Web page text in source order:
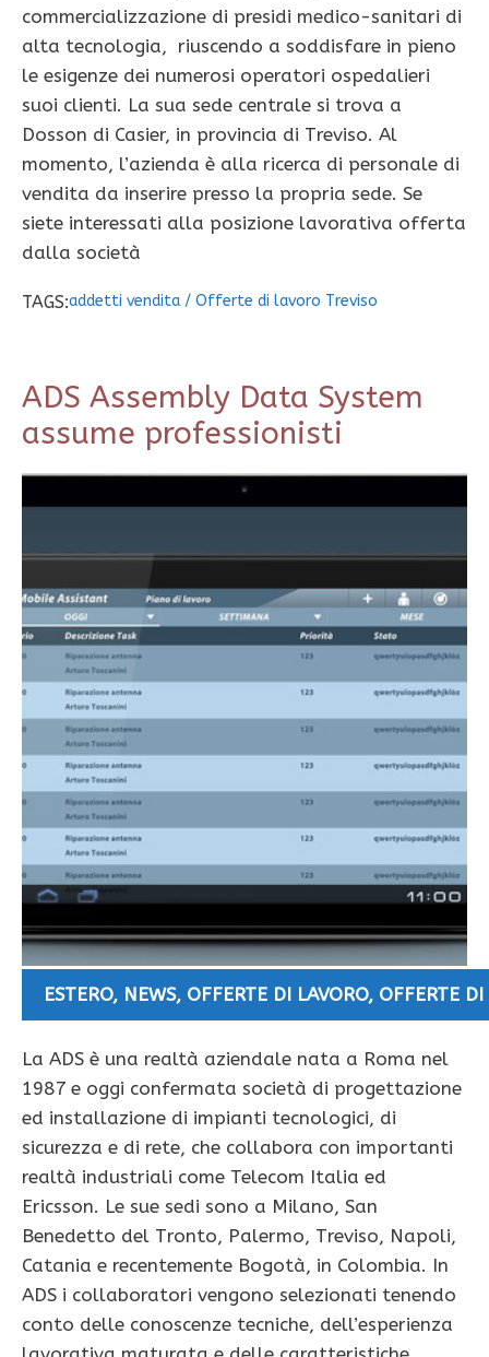
commercializzazione di presidi medico-sanitari di
alta tecnologia, riuscendo a soddisfare in pieno
le esigenze dei numerosi operatori ospedalieri
suoi clienti. La sua sede centrale si trova a
Dosson di Casier, in provincia di Treviso. Al
momento, l’azienda è alla ricerca di personale di
vendita da inserire presso la propria sede. Se
siete interessati alla posizione lavorativa offerta
dalla società
TAGS:addetti vendita / Offerte di lavoro Treviso
ADS Assembly Data System
assume professionisti
ESTERO, NEWS, OFFERTE DI LAVORO, OFFERTE
La ADS è una realtà aziendale nata a Roma nel
1987 e oggi confermata società di progettazione
ed installazione di impianti tecnologici, di
sicurezza e di rete, che collabora con importanti
realtà industriali come Telecom Italia ed
Ericsson. Le sue sedi sono a Milano, San
Benedetto del Tronto, Palermo, Treviso, Napoli,
Catania e recentemente Bogotà, in Colombia. In
ADS i collaboratori vengono selezionati tenendo
conto delle conoscenze tecniche, dell’esperienza